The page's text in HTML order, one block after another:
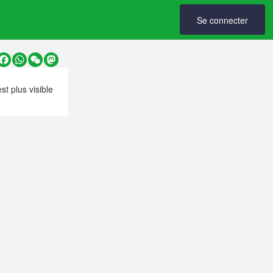
Se connecter
Facebook
WhatsApp
WeChatMastodon
plus visible